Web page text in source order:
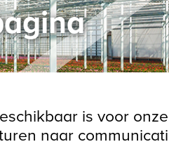
is voor
naar